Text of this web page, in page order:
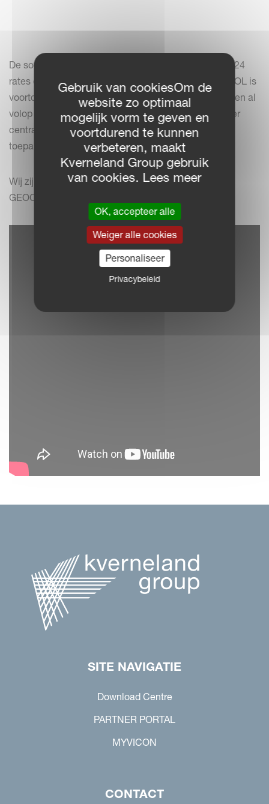
De software ondersteunt momenteel 110 secties en 24
rates en daar blijft het niet bij! IsoMatch GEOCONTROL is
voortdurend in ontwikkeling en nieuwe functies worden al
volop getest. Tijdens deze testen staat de landbouwer
centraal om eenvoudige, slimme en efficiënte
toepassingen te kunnen blijven ontwikkelen.
Wij zijn klaar voor de toekomst met IsoMatch
GEOCONTROL!
SITE NAVIGATIE
Download Centre
PARTNER PORTAL
MYVICON
CONTACT
Gebruik van cookiesOm de
website zo optimaal
mogelijk vorm te geven en
voortdurend te kunnen
verbeteren, maakt
Kverneland Group gebruik
van cookies. Lees meer
OK, accepteer alle
Weiger alle cookies
Personaliseer
Privacybeleid